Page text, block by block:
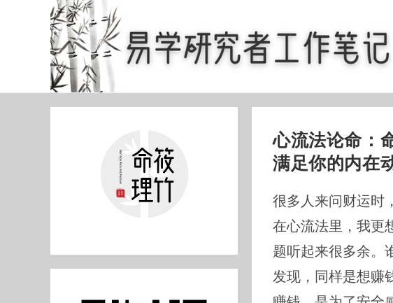
心流法论命：
满足你的内在
很多人来问财运时
在心流法里，我更
题听起来很多余。
发现，同样是想赚